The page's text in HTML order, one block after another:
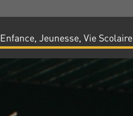
Enfance, Jeunesse, Vie Scolaire